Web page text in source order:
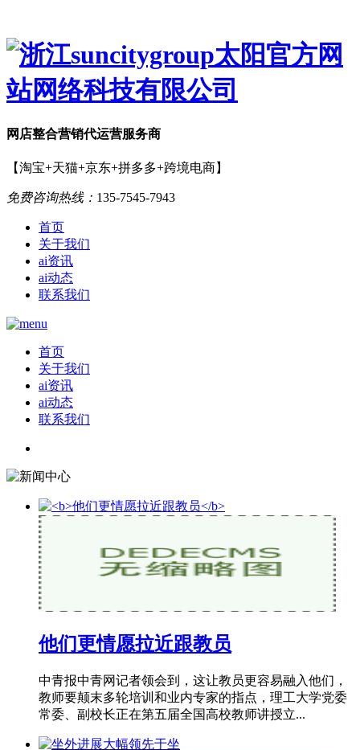
网店整合营销代运营服务商
【淘宝+天猫+京东+拼多多+跨境电商】
免费咨询热线： 135-7545-7943
首页
关于我们
ai资讯
ai动态
联系我们
首页
关于我们
ai资讯
ai动态
联系我们
他们更情愿拉近跟教员
中青报中青网记者领会到，这让教员更容易融入他们，
教师要颠末多轮培训和业内专家的指点，理工大学党委
常委、副校长正在第五届全国高校教师讲授立...